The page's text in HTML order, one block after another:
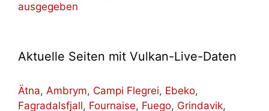
ausgegeben
Aktuelle Seiten mit Vulkan-Live-Daten
Ätna, Ambrym, Campi Flegrei, Ebeko,
Fagradalsfjall, Fournaise, Fuego, Grindavik,